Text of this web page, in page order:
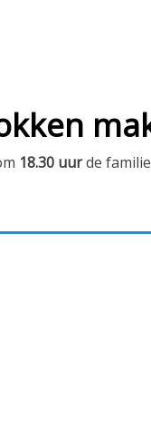
18.30 uurde